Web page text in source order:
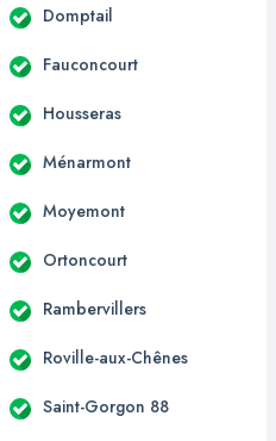
Domptail
Fauconcourt
Housseras
Ménarmont
Moyemont
Ortoncourt
Rambervillers
Roville-aux-Chênes
Saint-Gorgon 88